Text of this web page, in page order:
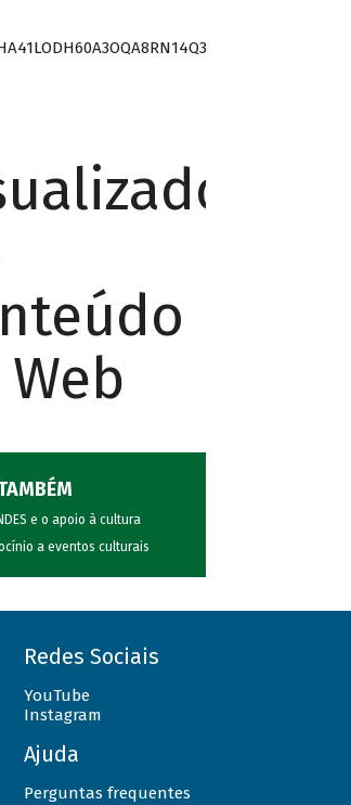
e o apoio à cultura
a eventos culturais
Redes Sociais
YouTube
Instagram
Ajuda
Perguntas frequentes